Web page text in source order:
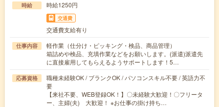
時給 時給1250円
交通費
交通費支給有り
仕事内容
軽作業（仕分け・ピッキング・検品、商品管理）
箱詰めや検品、充填作業などをお願いします。(派遣)派遣先
に直接雇用してもらえるようサポートします！5…
応募資格
職種未経験OK / ブランクOK / パソコンスキル不要 / 英語力不
要
【来社不要、WEB登録OK！】〇未経験大歓迎！〇フリータ
ー、主婦(夫) 大歓迎！ ※お仕事の掛け持ち…